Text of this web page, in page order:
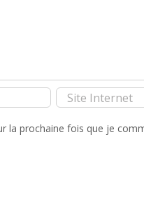
la prochaine fois que je